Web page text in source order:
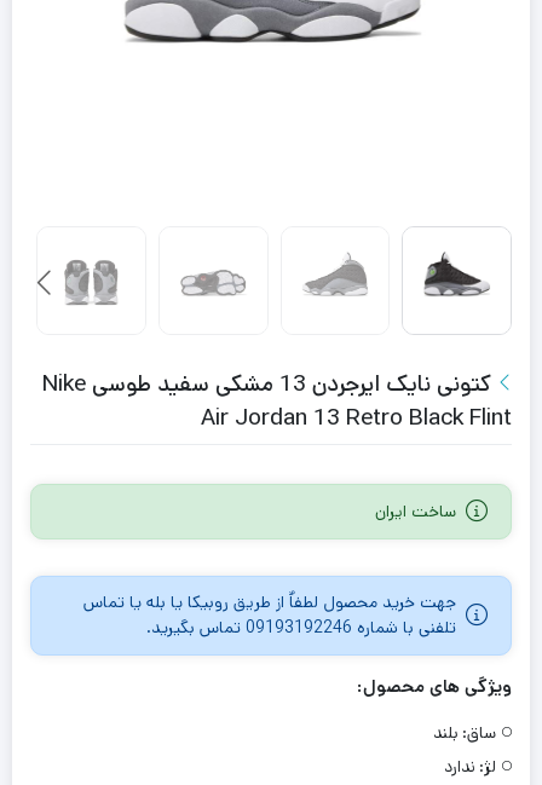
کتونی نایک ایرجردن 13 مشکی سفید طوسی Nike
Air Jordan 13 Retro Black Flint
ساخت ایران
جهت خرید محصول لطفاٌ از طریق روبیکا یا بله یا تماس
تلفنی با شماره 09193192246 تماس بگیرید.
ویژگی های محصول:
ساق: بلند
لژ: ندارد